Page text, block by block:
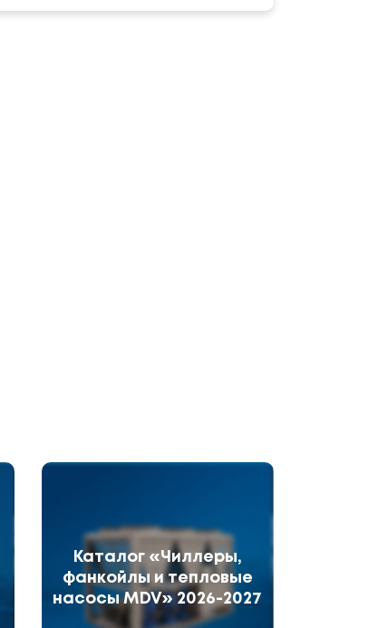
Каталог «Чиллеры,
фанкойлы и тепловые
насосы MDV» 2026-2027